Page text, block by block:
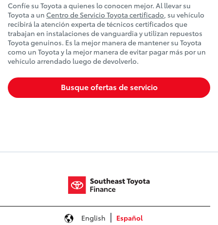
Confíe su Toyota a quienes lo conocen mejor. Al llevar su
Toyota a un Centro de Servicio Toyota certificado, su vehículo
recibirá la atención experta de técnicos certificados que
trabajan en instalaciones de vanguardia y utilizan repuestos
Toyota genuinos. Es la mejor manera de mantener su Toyota
como un Toyota y la mejor manera de evitar pagar más por un
vehículo arrendado luego de devolverlo.
Busque ofertas de servicio
English Español